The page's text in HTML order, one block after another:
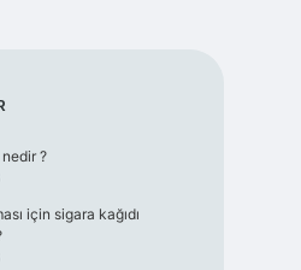
?
için sigara kağıdı